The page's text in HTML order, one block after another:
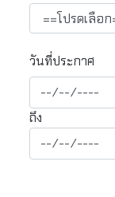
วันที่ประกาศ
ถึง